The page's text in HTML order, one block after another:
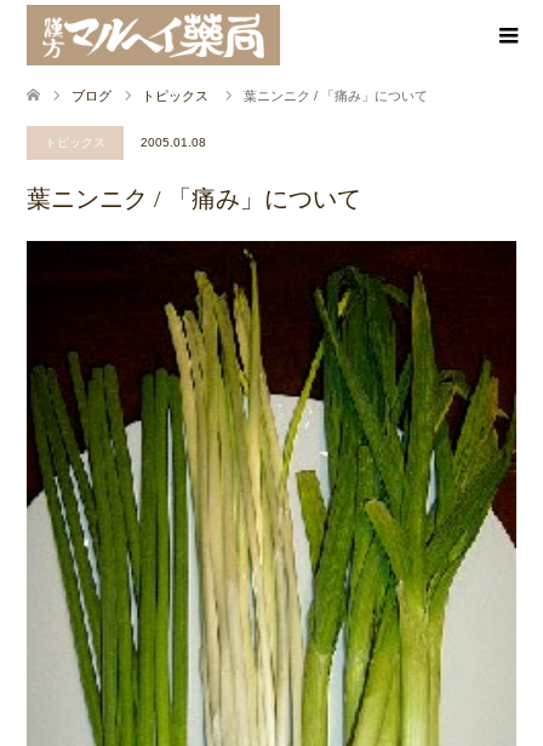
ブログ トピックス 葉ニンニク / 「痛み」について
トピックス 2005.01.08
葉ニンニク / 「痛み」について